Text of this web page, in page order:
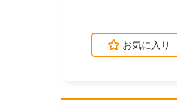
お気に入り